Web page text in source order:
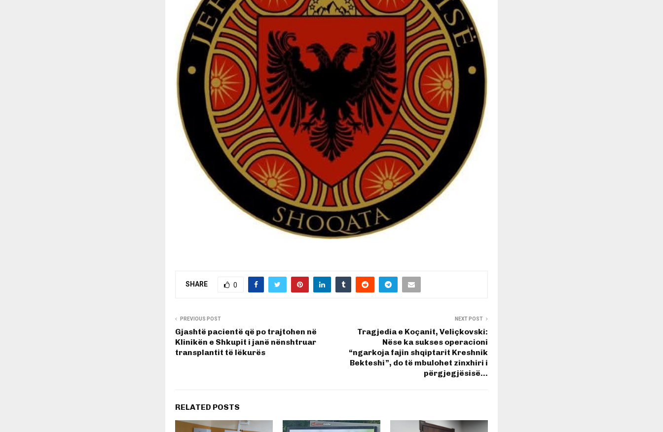
SHARE 0
PREVIOUS POST
Gjashtë pacientë që po trajtohen në
Klinikën e Shkupit i janë nënshtruar
transplantit të lëkurës
NEXT POST
Tragjedia e Koçanit, Veliçkovski:
Nëse ka sukses operacioni
“ngarkoja fajin shqiptarit Kreshnik
Bekteshi”, do të mbulohet zinxhiri i
përgjegjësisë…
RELATED POSTS